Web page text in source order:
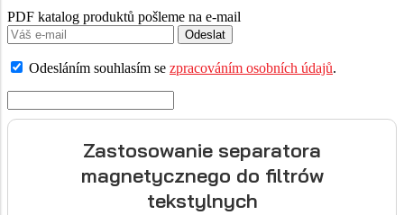
PDF katalog produktů pošleme na e-mail
Odeslat
Odesláním souhlasím se zpracováním osobních údajů.
Zastosowanie separatora
magnetycznego do filtrów
tekstylnych